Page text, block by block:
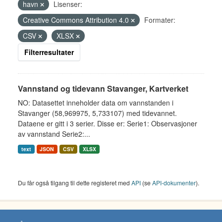
havn
Lisenser:
Creative Commons Attribution 4.0
Formater:
CSV
XLSX
Filterresultater
Vannstand og tidevann Stavanger, Kartverket
NO: Datasettet inneholder data om vannstanden i
Stavanger (58,969975, 5,733107) med tidevannet.
Dataene er gitt i 3 serier. Disse er: Serie1: Observasjoner
av vannstand Serie2:...
text JSON CSV XLSX
Du får også tilgang til dette registeret med API (seAPI-dokumenter).